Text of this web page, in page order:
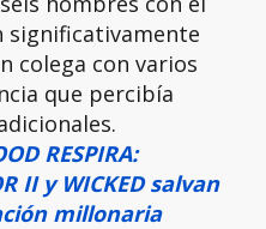
significativamente
colega con varios
que percibía
RESPIRA:
II y WICKED salvan
millonaria